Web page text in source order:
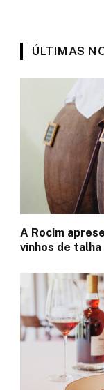
ÚLTIMAS
A Rocim
vinhos de talha